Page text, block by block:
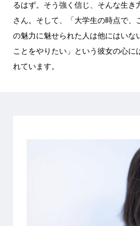
るはず。そう強く信じ、そんな生
さん。そして、「大学生の時点で、
の魅力に魅せられた人は他にはい
ことをやりたい」という彼女の心
れています。